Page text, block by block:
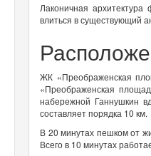
Лаконичная
влиться в существующий
ЖК «Преображенская
«Преображенская
набережной Ганнушкин
составляет порядка 10 км.
В 20 минутах пешком от
Всего в 10 минутах